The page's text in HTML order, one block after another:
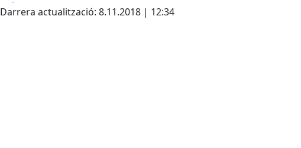
Darrera actualització: 8.11.2018 | 12:34